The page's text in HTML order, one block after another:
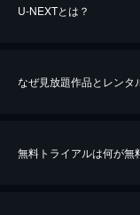
U-NEXTとは？
なぜ見放題作品とレンタ
無料トライアルは何が無